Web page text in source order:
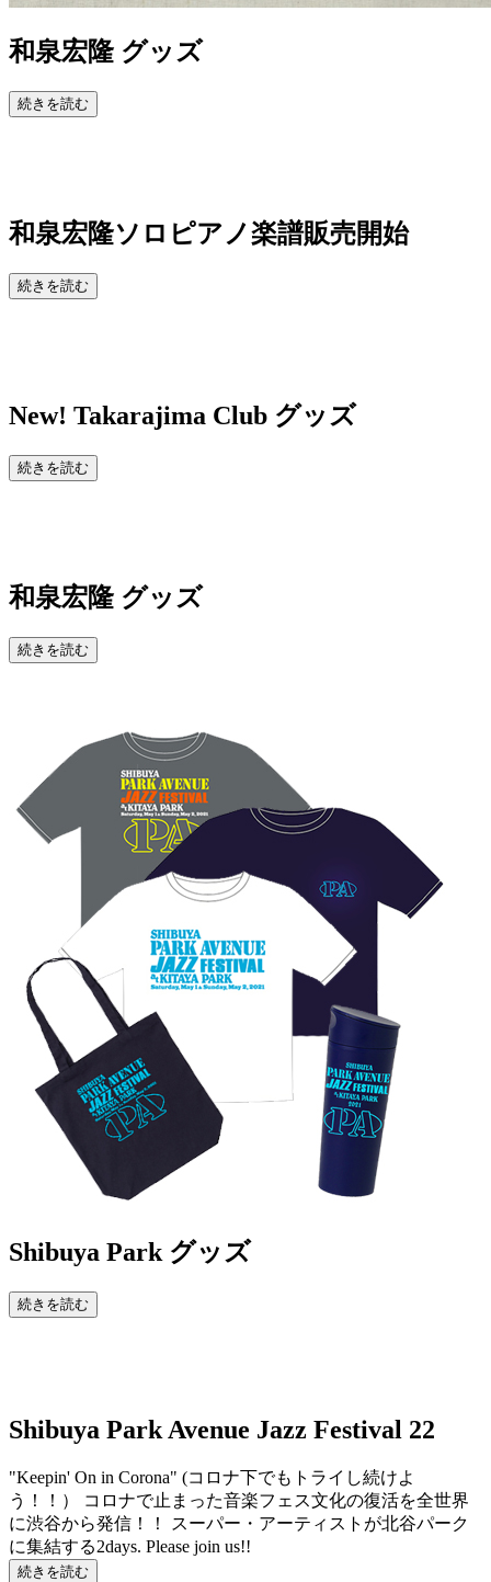
和泉宏隆 グッズ
続きを読む
和泉宏隆ソロピアノ楽譜販売開始
続きを読む
New! Takarajima Club グッズ
続きを読む
和泉宏隆 グッズ
続きを読む
Shibuya Park グッズ
続きを読む
Shibuya Park Avenue Jazz Festival 22
"Keepin' On in Corona" (コロナ下でもトライし続けよ
う！！） コロナで止まった音楽フェス文化の復活を全世界
に渋谷から発信！！ スーパー・アーティストが北谷パーク
に集結する2days. Please join us!!
続きを読む